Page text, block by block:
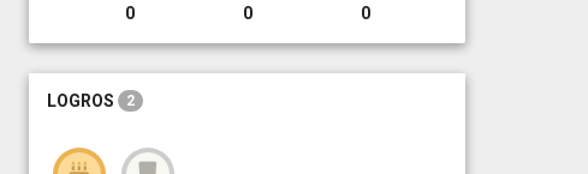
0 0 0
LOGROS 2